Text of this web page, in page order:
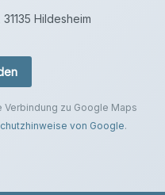
Hildesheim
Verbindung zu Google Maps
von Google.